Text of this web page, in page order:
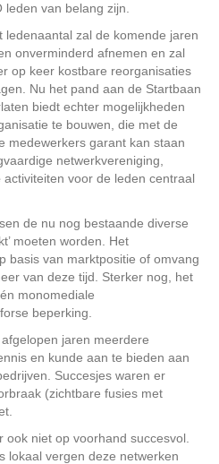
van belang zijn.
ledenaantal zal de komende jaren
onverminderd afnemen en zal
op keer kostbare reorganisaties
Nu het pand aan de Startbaan
biedt echter mogelijkheden
te bouwen, die met de
medewerkers garant kan staan
netwerkvereniging,
activiteiten voor de leden centraal
de nu nog bestaande diverse
moeten worden. Het
basis van marktpositie of omvang
van deze tijd. Sterker nog, het
monomediale
beperking.
jaren meerdere
en kunde aan te bieden aan
Succesjes waren er
(zichtbare fusies met
niet op voorhand succesvol.
lokaal vergen deze netwerken